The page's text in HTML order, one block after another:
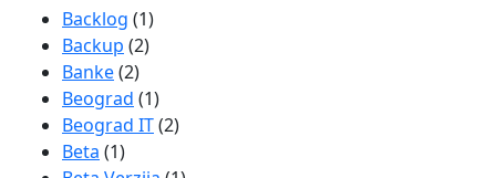
Backlog (1)
Backup (2)
Banke(2)
Beograd (1)
Beograd IT(2)
Beta (1)